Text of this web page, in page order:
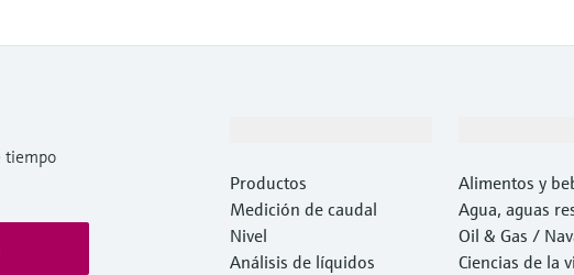
tiempo
Productos
Medición de caudal
Nivel
Análisis de líquidos
Alimentos y
Agua, aguas
esiduos
Oil & Gas /
Ciencias de la